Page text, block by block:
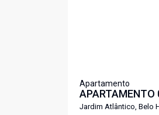
Apartamento
APARTAMENTO
DE LAZER
Jardim Atlântico, Belo